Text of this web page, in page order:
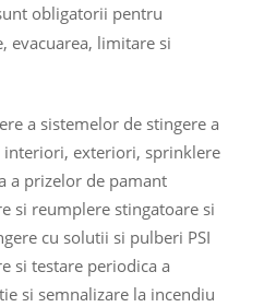
obligatorii pentru
evacuarea, limitare si
a sistemelor de stingere a
exteriori, sprinklere
a prizelor de pamant
si reumplere stingatoare si
cu solutii si pulberi PSI
si testare periodica a
si semnalizare la incendiu